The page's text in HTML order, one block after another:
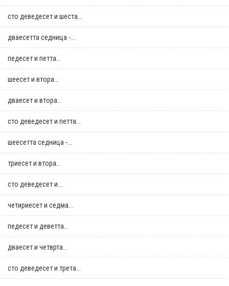
сто деведесет и шеста...
дваесетта седница -...
педесет и петта...
шеесет и втора...
дваесет и втора...
сто деведесет и петта...
шеесетта седница -...
триесет и втора...
сто деведесет и...
четириесет и седма...
педесет и деветта...
дваесет и четврта...
сто деведесет и трета...